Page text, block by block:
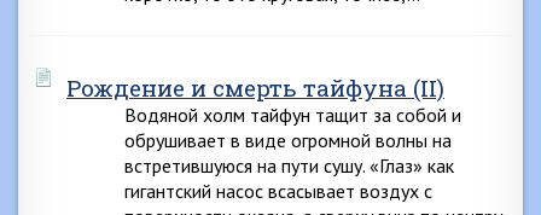
Рождение и смерть тайфуна (II)
Водяной холм тайфун тащит за собой и
обрушивает в виде огромной волны на
встретившуюся на пути сушу. «Глаз» как
гигантский насос всасывает воздух с